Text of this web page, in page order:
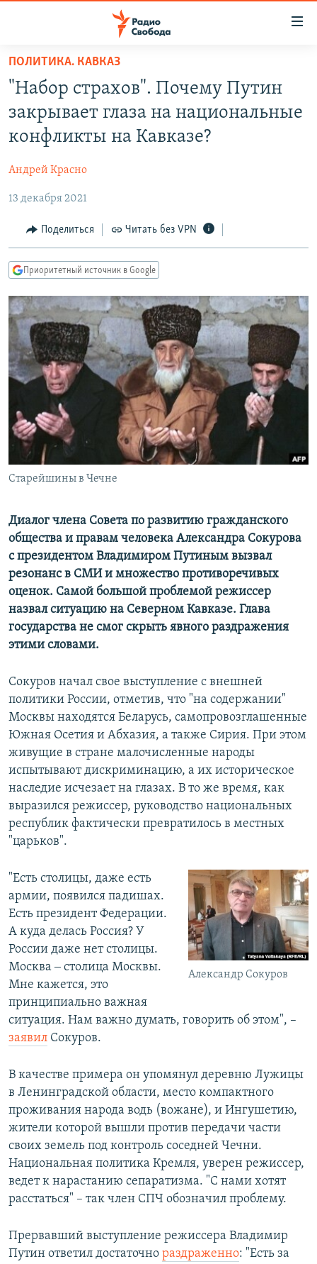
упрощенного
доступа
основному
Вернутся
навигации
Вернутся
поиску
ПРОГРАММЫ
ПОДКАСТЫ
АВТОРСКИЕ ПРОЕКТЫ
МНЕНИЯ
КУЛЬТУРА
IDEL.РЕАЛИИ
СЕВЕР.РЕАЛИИ
СИБИРЬ.РЕАЛИИ
РАСПИСАНИЕ ВЕЩАНИЯ
ПОДПИШИТЕСЬ НА РАССЫЛКУ
СОЦИАЛЬНЫЕ СЕТИ
ПОЛИТИКА. КАВКАЗ
"Набор страхов". Почему Путин
закрывает глаза на национальные
конфликты на Кавказе?
Андрей Красно
13 декабря 2021
Поделиться Читать без VPN
Приоритетный источник в Google
Старейшины в Чечне
Диалог члена Совета по развитию гражданского
общества и правам человека Александра Сокурова
с президентом Владимиром Путиным вызвал
резонанс в СМИ и множество противоречивых
оценок. Самой большой проблемой режиссер
назвал ситуацию на Северном Кавказе. Глава
государства не смог скрыть явного раздражения
этими словами.
Сокуров начал свое выступление с внешней
политики России, отметив, что "на содержании"
Москвы находятся Беларусь, самопровозглашенные
Южная Осетия и Абхазия, а также Сирия. При этом
живущие в стране малочисленные народы
испытывают дискриминацию, а их историческое
наследие исчезает на глазах. В то же время, как
выразился режиссер, руководство национальных
республик фактически превратилось в местных
"царьков".
Александр Сокуров
"Есть столицы, даже есть
армии, появился падишах.
Есть президент Федерации.
А куда делась Россия? У
России даже нет столицы.
Москва ‒ столица Москвы.
Мне кажется, это
принципиально важная
ситуация. Нам важно думать, говорить об этом", –
заявил Сокуров.
В качестве примера он упомянул деревню Лужицы
в Ленинградской области, место компактного
проживания народа водь (вожане), и Ингушетию,
жители которой вышли против передачи части
своих земель под контроль соседней Чечни.
Национальная политика Кремля, уверен режиссер,
ведет к нарастанию сепаратизма. "С нами хотят
расстаться" – так член СПЧ обозначил проблему.
Прервавший выступление режиссера Владимир
Путин ответил достаточно раздраженно: "Есть за